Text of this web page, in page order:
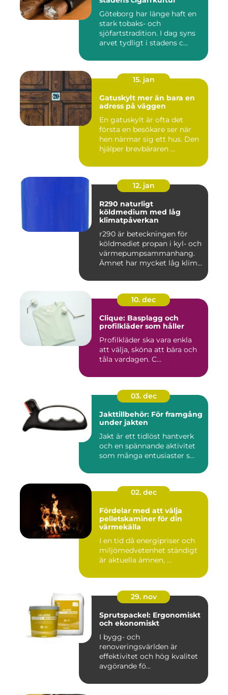
Göteborg har länge haft en
stark tobaks- och
sjöfartstradition. I dag syns
arvet tydligt i stadens c...
15. jan
Gatuskylt mer än bara en
adress på väggen
En gatuskylt är ofta det
första en besökare ser när
hen närmar sig ett hus. Den
hjälper brevbäraren ...
12. jan
R290 naturligt
köldmedium med låg
klimatpåverkan
r290 är beteckningen för
köldmediet propan i kyl- och
värmepumpsammanhang.
Ämnet har mycket låg klim...
10. dec
Clique: Basplagg och
profilkläder som håller
Profilkläder ska vara enkla
att välja, sköna att bära och
tåla vardagen. C...
03. dec
Jakttillbehör: För framgång
under jakten
Jakt är ett tidlöst hantverk
och en spännande aktivitet
som många entusiaster s...
02. dec
Fördelar med att välja
pelletskaminer för din
värmekälla
I en tid då energipriser och
miljömedvetenhet ständigt
är aktuella ämnen, ...
29. nov
Sprutspackel: Ergonomiskt
och ekonomiskt
I bygg- och
renoveringsvärlden är
effektivitet och hög kvalitet
avgörande fö...